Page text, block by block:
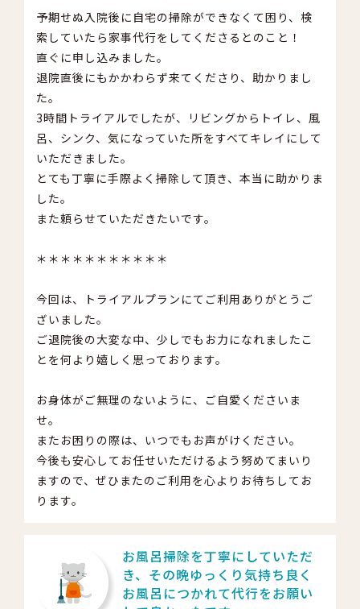
予期せぬ入院後に自宅の掃除ができなくて困り、検
索していたら家事代行をしてくださるとのこと！
直ぐに申し込みました。
退院直後にもかかわらず来てくださり、助かりまし
た。
3時間トライアルでしたが、リビングからトイレ、風
呂、シンク、気になっていた所をすべてキレイにして
いただきました。
とても丁寧に手際よく掃除して頂き、本当に助かりま
した。
また頼らせていただきたいです。
＊＊＊＊＊＊＊＊＊＊＊
今回は、トライアルプランにてご利用ありがとうご
ざいました。
ご退院後の大変な中、少しでもお力になれましたこ
とを何より嬉しく思っております。
お身体がご無理のないように、ご自愛くださいま
せ。
またお困りの際は、いつでもお声がけください。
今後も安心してお任せいただけるよう努めてまいり
ますので、ぜひまたのご利用を心よりお待ちしてお
ります。
お風呂掃除を丁寧にしていただ
き、その晩ゆっくり気持ち良く
お風呂につかれて代行をお願い